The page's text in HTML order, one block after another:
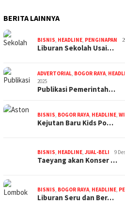
BERITA LAINNYA
BISNIS, HEADLINE, PENGINAPAN
Liburan Sekolah Usai…
ADVERTORIAL, BOGOR RAYA,
2025
Publikasi Pemerintah…
BISNIS, BOGOR RAYA, HEADLINE,
Kejutan Baru Kids Po…
BISNIS, HEADLINE, JUAL-BELI 9
Taeyang akan Konser …
BISNIS, BOGOR RAYA, HEADLINE,
Liburan Seru dan Ber…